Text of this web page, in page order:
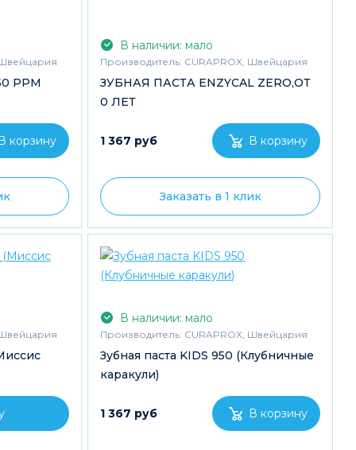
PPM
В наличии: мало
Производитель: CURAPROX, Швейцария
ЗУБНАЯ ПАСТА ENZYCAL ZERO,ОТ
0 ЛЕТ
1 367 руб
Заказать в 1 клик
В наличии: мало
Производитель: CURAPROX, Швейцария
Зубная паста KIDS 950 (Клубничные
каракули)
1 367 руб